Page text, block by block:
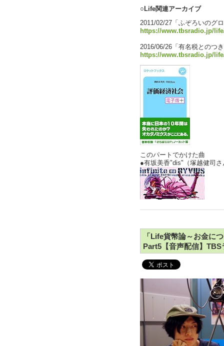
○Life関連アーカイブ
2011/02/27「ふぞろいのグ
https://www.tbsradio.jp/
2016/06/26「有名税とのつ
https://www.tbsradio.jp/
このパートでかけた曲
●有坂美香"dis"（塚越健司さ
「Life貨幣論～お金に
Part5【音声配信】